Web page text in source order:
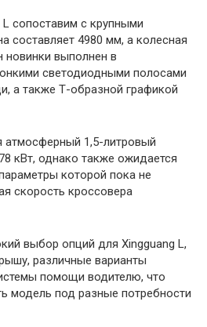
сопоставим с крупными
составляет 4980 мм, а колесная
выполнен в
светодиодными полосами
а также Т-образной графикой
атмосферный 1,5-литровый
кВт, однако также ожидается
которой пока не
скорость кроссовера
выбор опций для Xingguang L,
различные варианты
помощи водителю, что
модель под разные потребности